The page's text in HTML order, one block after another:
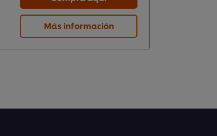
Más información